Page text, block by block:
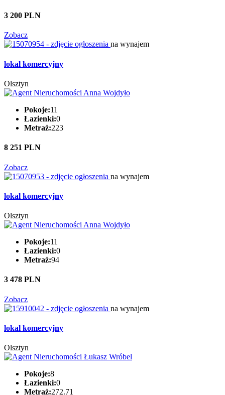
3 200 PLN
Zobacz
na wynajem
lokal komercyjny
Olsztyn
Pokoje:11
Łazienki:0
Metraż:223
8 251 PLN
Zobacz
na wynajem
lokal komercyjny
Olsztyn
Pokoje:11
Łazienki:0
Metraż:94
3 478 PLN
Zobacz
na wynajem
lokal komercyjny
Olsztyn
Pokoje:8
Łazienki:0
Metraż:272.71